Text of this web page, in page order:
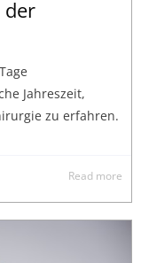
der
Jahreszeit,
zu erfahren.
Read more